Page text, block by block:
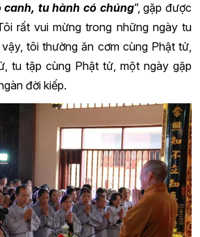
canh, tu hành có chúng”, gặp được
rất vui mừng trong những ngày tu
tôi thường ăn cơm cùng Phật tử,
tu tập cùng Phật tử, một ngày gặp
đời kiếp.